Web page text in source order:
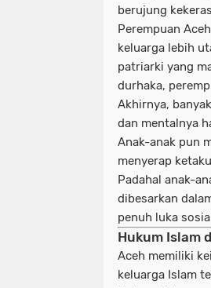
berujung
Perempuan
keluarga lebih
patriarki yang
durhaka,
Akhirnya,
dan mentalnya
Anak-anak pun
menyerap
Padahal anak-
dibesarkan
penuh luka
Hukum Islam
Aceh memiliki
keluarga Islam